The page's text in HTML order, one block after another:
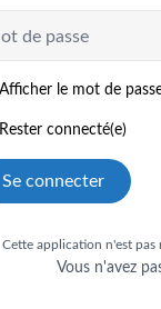
de passe
Afficher le mot de
Rester connecté(e)
Se connecter
Cette application n'est pas
Vous n'avez